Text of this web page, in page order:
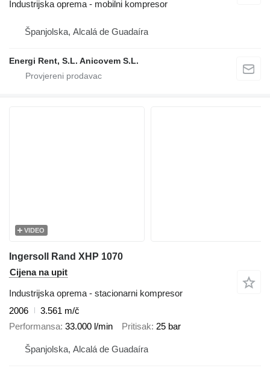
Industrijska oprema - mobilni kompresor
Španjolska, Alcalá de Guadaíra
Energi Rent, S.L. Anicovem S.L.
VIDEO
Ingersoll Rand XHP 1070
Cijena na upit
Industrijska oprema - stacionarni kompresor
2006
3.561 m/č
Performansa 33.000 l/min Pritisak 25 bar
Španjolska, Alcalá de Guadaíra